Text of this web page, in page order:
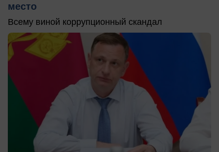
место
Всему виной коррупционный скандал